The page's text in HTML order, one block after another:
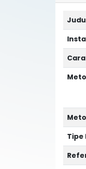
Tipe